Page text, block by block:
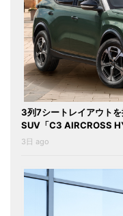
3列7シートレイアウト
SUV「C3 AIRCROSS
3日 ago